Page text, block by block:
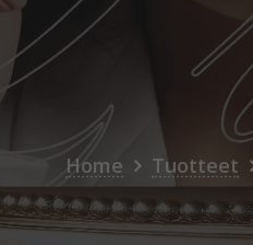
Home Tuotteet